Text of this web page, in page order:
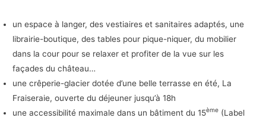
un espace à langer, des vestiaires et sanitaires adaptés, une
librairie-boutique, des tables pour pique-niquer, du mobilier
dans la cour pour se relaxer et profiter de la vue sur les
façades du château…
une crêperie-glacier dotée d’une belle terrasse en été, La
Fraiseraie, ouverte du déjeuner jusqu’à 18h
une accessibilité maximale dans un bâtiment du 15ème (Label